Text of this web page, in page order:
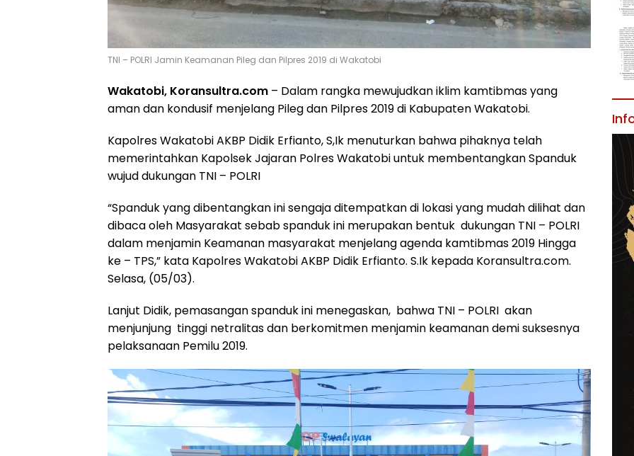
TNI – POLRI Jamin Keamanan Pileg dan Pilpres 2019 di Wakatobi
Wakatobi, Koransultra.com – Dalam rangka mewujudkan iklim kamtibmas yang
aman dan kondusif menjelang Pileg dan Pilpres 2019 di Kabupaten Wakatobi.
Kapolres Wakatobi AKBP Didik Erfianto, S,Ik menuturkan bahwa pihaknya telah
memerintahkan Kapolsek Jajaran Polres Wakatobi untuk membentangkan Spanduk
wujud dukungan TNI – POLRI
“Spanduk yang dibentangkan ini sengaja ditempatkan di lokasi yang mudah dilihat dan
dibaca oleh Masyarakat sebab spanduk ini merupakan bentuk dukungan TNI – POLRI
dalam menjamin Keamanan masyarakat menjelang agenda kamtibmas 2019 Hingga
ke – TPS,” kata Kapolres Wakatobi AKBP Didik Erfianto. S.Ik kepada Koransultra.com.
Selasa, (05/03).
Lanjut Didik, pemasangan spanduk ini menegaskan, bahwa TNI – POLRI akan
menjunjung tinggi netralitas dan berkomitmen menjamin keamanan demi suksesnya
pelaksanaan Pemilu 2019.